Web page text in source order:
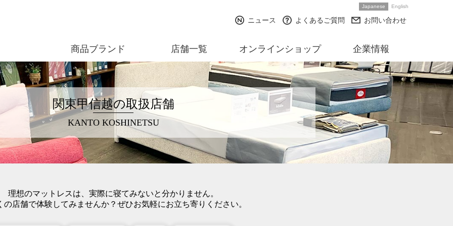
Japanese English
ニュース よくあるご質問 お問い合わせ
商品ブランド 店舗一覧 オンラインショップ 企業情報
関東甲信越の取扱店舗
KANTO KOSHINETSU
理想のマットレスは、実際に寝てみないと分かりません。
の店舗で体験してみませんか？ぜひお気軽にお立ち寄りください。